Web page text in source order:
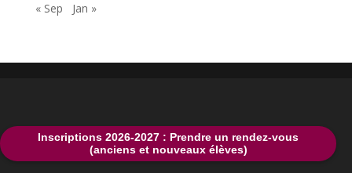
Inscriptions 2026-2027 : Prendre un rendez-vous
(anciens et nouveaux élèves)
« Sep
Jan »